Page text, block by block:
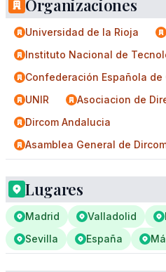
Organizaciones
Universidad de la Rioja
Instituto Nacional de
Confederación Española de
UNIR
Asociacion de
Dircom Andalucia
Asamblea General de
Lugares
Madrid Valladolid
Sevilla
España